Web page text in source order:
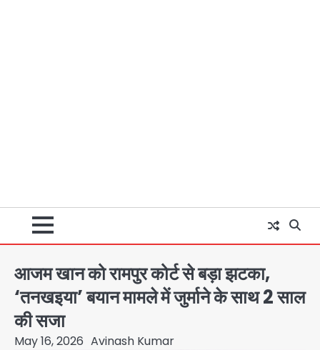
आजम खान को रामपुर कोर्ट से बड़ा झटका,
‘तनखइया’ बयान मामले में जुर्माने के साथ 2 साल
की सजा
May 16, 2026 Avinash Kumar